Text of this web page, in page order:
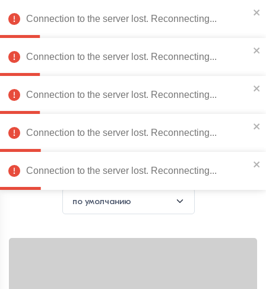
078 222 273 RO
Каталог товаров
0
Главная страница Мягкая мебель Диваны
Диваны
Connection to the server lost. Reconnecting...
Connection to the server lost. Reconnecting...
Connection to the server lost. Reconnecting...
Connection to the server lost. Reconnecting...
Connection to the server lost. Reconnecting...